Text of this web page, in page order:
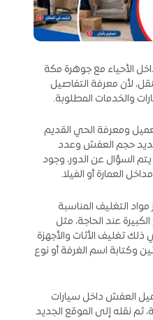
الأحياء مع جوهرة مكة
لأن معرفة التفاصيل
والخدمات المطلوبة.
ومعرفة الحي القديم
حجم العفش وعدد
السؤال عن الدور، وجود
العمارة أو الفيلا.
التغليف المناسبة
عند الحاجة، مثل
تغليف الأثاث والأجهزة
وكتابة اسم الغرفة أو نوع
العفش داخل سيارات
نقله إلى الموقع الجديد